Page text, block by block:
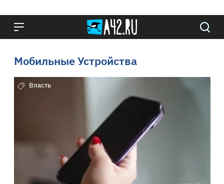
Мобильные Устройства
Власть